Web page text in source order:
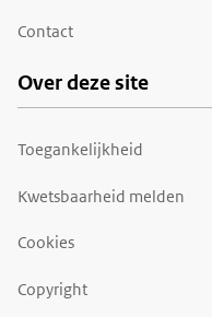
Contact
Over deze site
Toegankelijkheid
Kwetsbaarheid melden
Cookies
Copyright